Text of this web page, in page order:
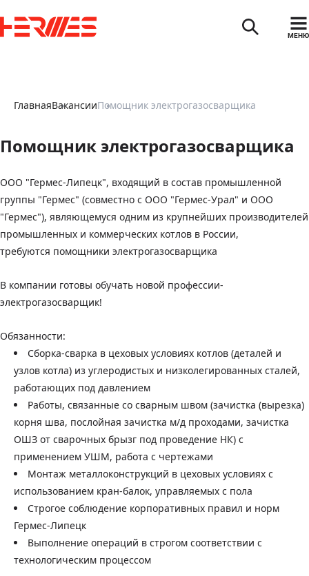
МЕНЮ
ГлавнаяВакансииПомощник электрогазосварщика
Помощник электрогазосварщика
ООО "Гермес-Липецк", входящий в состав промышленной
группы "Гермес" (совместно с ООО "Гермес-Урал" и ООО
"Гермес"), являющемуся одним из крупнейших производителей
промышленных и коммерческих котлов в России,
требуются помощники электрогазосварщика
В компании готовы обучать новой профессии-
электрогазосварщик!
Обязанности:
Сборка-сварка в цеховых условиях котлов (деталей и
узлов котла) из углеродистых и низколегированных сталей,
работающих под давлением
Работы, связанные со сварным швом (зачистка (вырезка)
корня шва, послойная зачистка м/д проходами, зачистка
ОШЗ от сварочных брызг под проведение НК) с
применением УШМ, работа с чертежами
Монтаж металлоконструкций в цеховых условиях с
использованием кран-балок, управляемых с пола
Строгое соблюдение корпоративных правил и норм
Гермес-Липецк
Выполнение операций в строгом соответствии с
технологическим процессом